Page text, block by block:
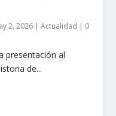
2, 2026 |Actualidad | 0
presentación al
de...